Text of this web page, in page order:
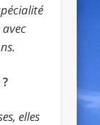
elles